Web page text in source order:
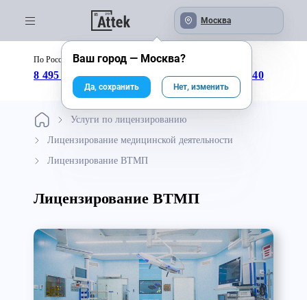
Москва
По России бесплатно:
8 495 246-04-43 8 800 333-25-40
Услуги по лицензированию
Лицензирование медицинской деятельности
Лицензирование ВТМП
Лицензирование ВТМП
Ваш город — Москва?
Да, сохранить Нет, изменить